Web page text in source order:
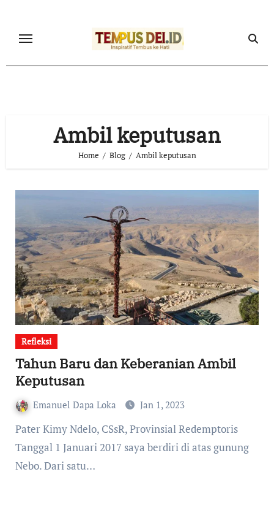
content
Ambil keputusan
Home Blog Ambil keputusan
Refleksi
Tahun Baru dan Keberanian Ambil
Keputusan
Emanuel Dapa Loka Jan 1, 2023
Pater Kimy Ndelo, CSsR, Provinsial Redemptoris
Tanggal 1 Januari 2017 saya berdiri di atas gunung
Nebo. Dari satu…